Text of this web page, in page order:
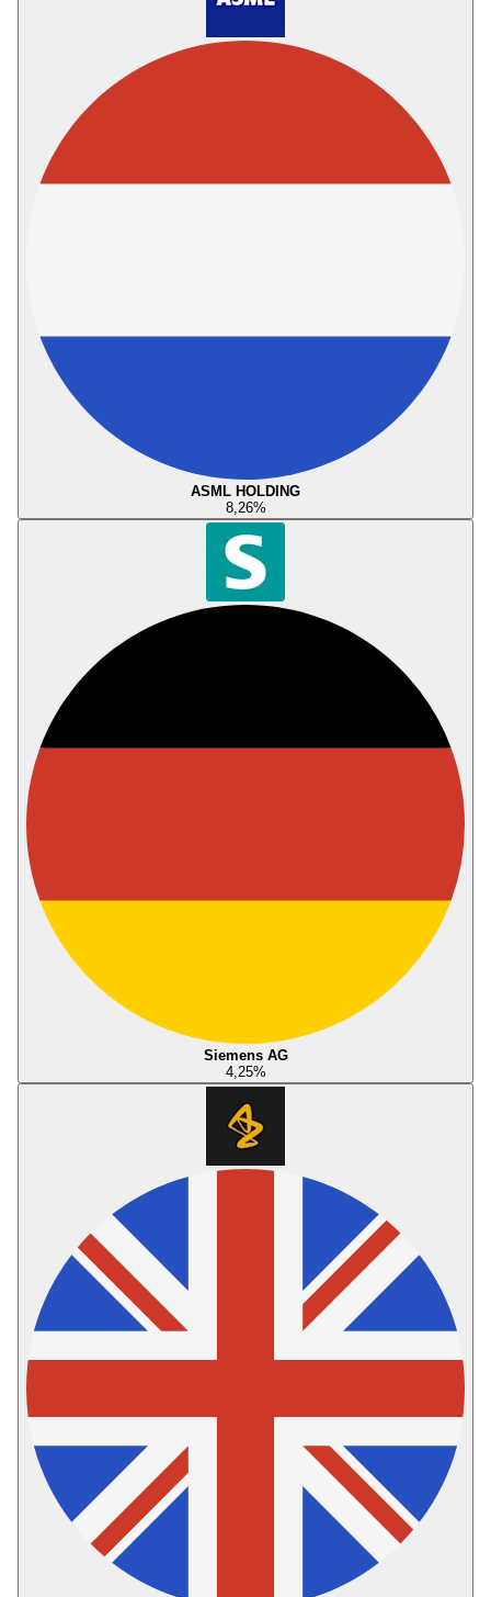
ASML HOLDING
8,26%
Siemens AG
4,25%